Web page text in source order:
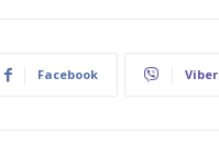
Facebook Viber